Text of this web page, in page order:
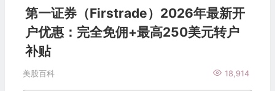
第一证券（Firstrade）2026年最新开
户优惠：完全免佣+最高250美元转户
补贴
美股百科 18,914